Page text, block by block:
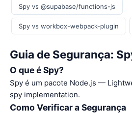
Spy vs @supabase/functions-js
Spy vs workbox-webpack-plugin
Guia de Segurança:
O que é Spy?
Spy é um pacote Node.js —
spy implementation.
Como Verificar a Segurança